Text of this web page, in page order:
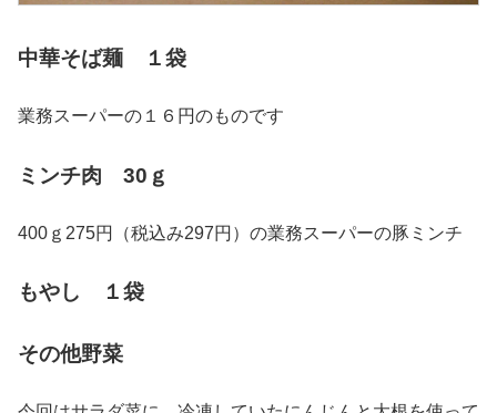
中華そば麺 １袋
業務スーパーの１６円のものです
ミンチ肉 30ｇ
400ｇ275円（税込み297円）の業務スーパーの豚ミンチ
もやし １袋
その他野菜